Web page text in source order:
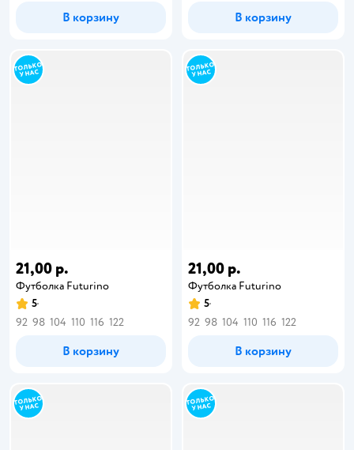
В корзину В корзину
21,00 р.
Футболка Futurino
5
92 98 104 110 116 122
В корзину
21,00 р.
Футболка Futurino
5
92 98 104 110 116 122
В корзину